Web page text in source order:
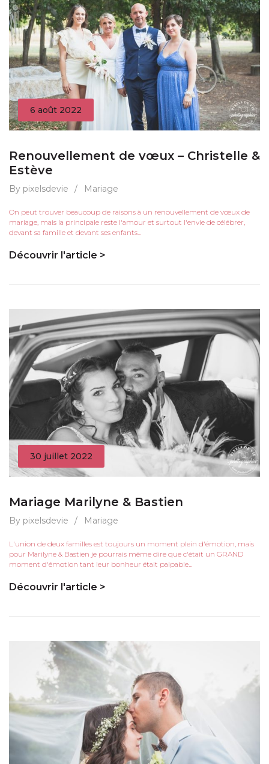
6 août 2022
Renouvellement de vœux – Christelle &
Estève
By pixelsdevie / Mariage
On peut trouver beaucoup de raisons à un renouvellement de vœux de
mariage, mais la principale reste l'amour et surtout l'envie de célébrer,
devant sa famille et devant ses enfants...
Découvrir l'article >
30 juillet 2022
Mariage Marilyne & Bastien
By pixelsdevie / Mariage
L'union de deux familles est toujours un moment plein d'émotion, mais
pour Marilyne & Bastien je pourrais même dire que c'était un GRAND
moment d'émotion tant leur bonheur était palpable...
Découvrir l'article >